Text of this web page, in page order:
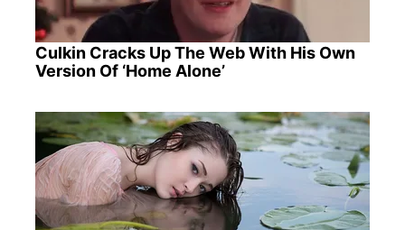
Culkin Cracks Up The Web With His Own
Version Of ‘Home Alone’